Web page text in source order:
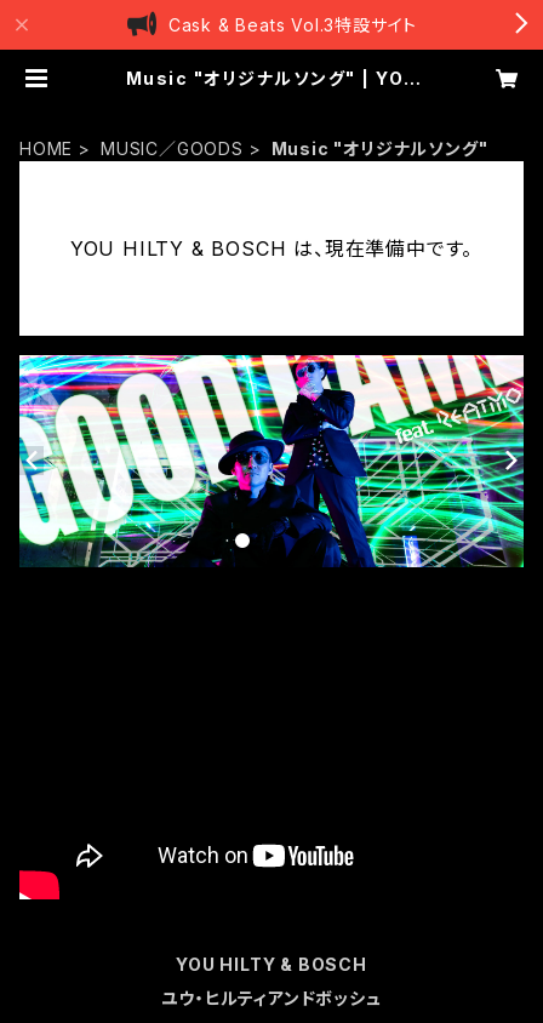
Cask & Beats Vol.3特設サイト
Music "オリジナルソング" | YOU
HOME MUSIC／GOODS Music "オリジナルソング"
YOU HILTY & BOSCH は、現在準備中です。
YOU HILTY & BOSCH
ユウ・ヒルティアンドボッシュ